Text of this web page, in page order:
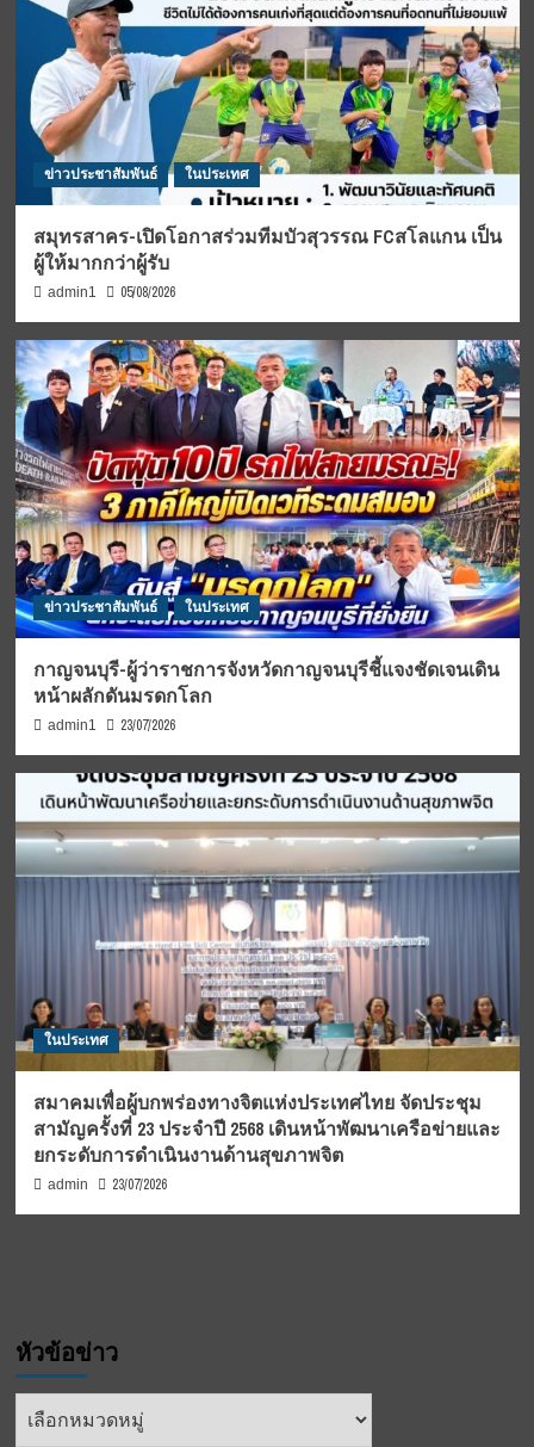
ข่าวประชาสัมพันธ์ ในประเทศ
สมุทรสาคร-เปิดโอกาสร่วมทีมบัวสุวรรณ FCสโลแกน เป็น
ผู้ให้มากกว่าผู้รับ
admin1 05/08/2026
ข่าวประชาสัมพันธ์ ในประเทศ
กาญจนบุรี-ผู้ว่าราชการจังหวัดกาญจนบุรีชี้แจงชัดเจนเดิน
หน้าผลักดันมรดกโลก
admin1 23/07/2026
ในประเทศ
สมาคมเพื่อผู้บกพร่องทางจิตแห่งประเทศไทย จัดประชุม
สามัญครั้งที่ 23 ประจำปี 2568 เดินหน้าพัฒนาเครือข่ายและ
ยกระดับการดำเนินงานด้านสุขภาพจิต
admin 23/07/2026
หัวข้อข่าว
หัวข้อ